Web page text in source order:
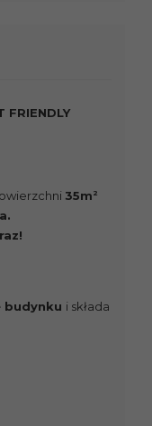
FRIENDLY
35m 2
budynku i składa